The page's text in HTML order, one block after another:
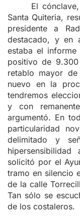
El
Santa Quiteria,
presidente a
destacado, y en
estaba el
positivo de
retablo mayor
nuevo en la
tendremos
y con
argumentó. En
particularidad
delimitado y
solicitó por el
tramo en silencio
de la calle
Tan sólo se
de los costaleros.